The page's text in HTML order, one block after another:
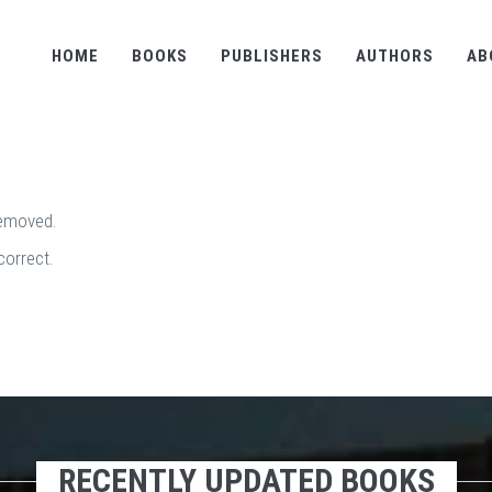
HOME BOOKS PUBLISHERS AUTHORS
RECENTLY UPDATED BOOKS